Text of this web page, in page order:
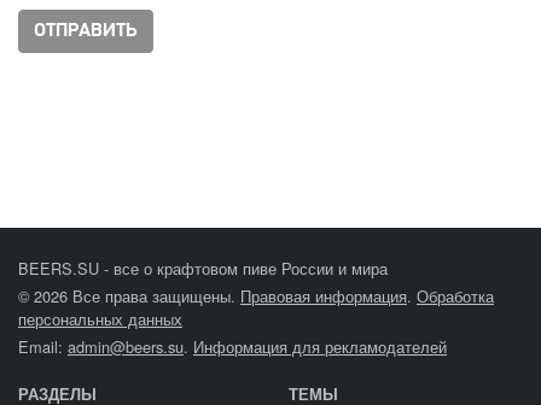
BEERS.SU - все о крафтовом пиве России и мира
© 2026 Все права защищены. Правовая информация. Обработка
персональных данных
Email: admin@beers.su. Информация для рекламодателей
РАЗДЕЛЫ ТЕМЫ